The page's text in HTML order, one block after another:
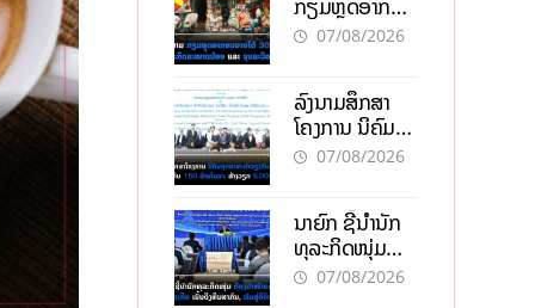
ກຽມຫຼຸດອາກອນ
ລາຍໄດ້ 30%
ແລະ ຈຸນລະ
ວິສາຫະກິດ
07/08/2026
ລົງນາມສຶກສາ
ໂຄງການ ນິຄົມ
ອຸດສາຫະກຳ
150 ລ້ານໂດລາ,
ສ້າງວຽກ 5.000
ຕຳແໜ່ງ
07/08/2026
ນາຍົກ ຊີ້ນຳນັກ
ທຸລະກິດໜຸ່ມ
ຕ້ອງນຳໜ້າແກ້
07/08/2026